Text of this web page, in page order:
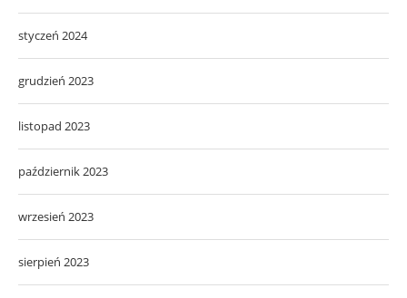
styczeń 2024
grudzień 2023
listopad 2023
październik 2023
wrzesień 2023
sierpień 2023